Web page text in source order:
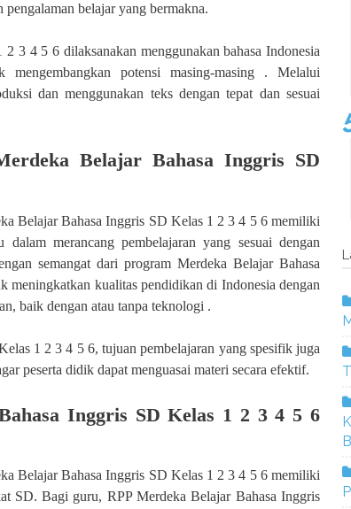
pengalaman belajar yang bermakna.
3 4 5 6 dilaksanakan menggunakan bahasa Indonesia
potensi masing-masing . Melalui
dan menggunakan teks dengan tepat dan sesuai
Belajar Bahasa Inggris SD
Belajar Bahasa Inggris SD Kelas 1 2 3 4 5 6 memiliki
merancang pembelajaran yang sesuai dengan
semangat dari program Merdeka Belajar Bahasa
kualitas pendidikan di Indonesia dengan
baik dengan atau tanpa teknologi .
1 2 3 4 5 6, tujuan pembelajaran yang spesifik juga
peserta didik dapat menguasai materi secara efektif.
Inggris SD Kelas 1 2 3 4 5 6
Belajar Bahasa Inggris SD Kelas 1 2 3 4 5 6 memiliki
SD. Bagi guru, RPP Merdeka Belajar Bahasa Inggris